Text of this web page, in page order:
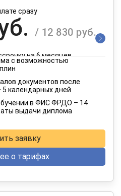
сразу
/ 12 830 руб.
на 6 месяцев
на 12 месяцев
с возможностью
документов после
5 календарных дней
в ФИС ФРДО – 14
выдачи диплома
заявку
о тарифах